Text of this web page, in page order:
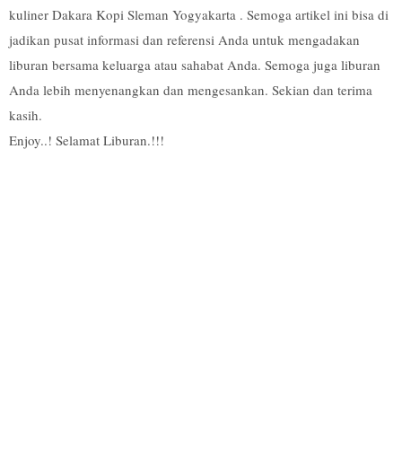
kuliner Dakara Kopi Sleman Yogyakarta . Semoga artikel ini bisa di
jadikan pusat informasi dan referensi Anda untuk mengadakan
liburan bersama keluarga atau sahabat Anda. Semoga juga liburan
Anda lebih menyenangkan dan mengesankan. Sekian dan terima
kasih.
Enjoy..! Selamat Liburan.!!!